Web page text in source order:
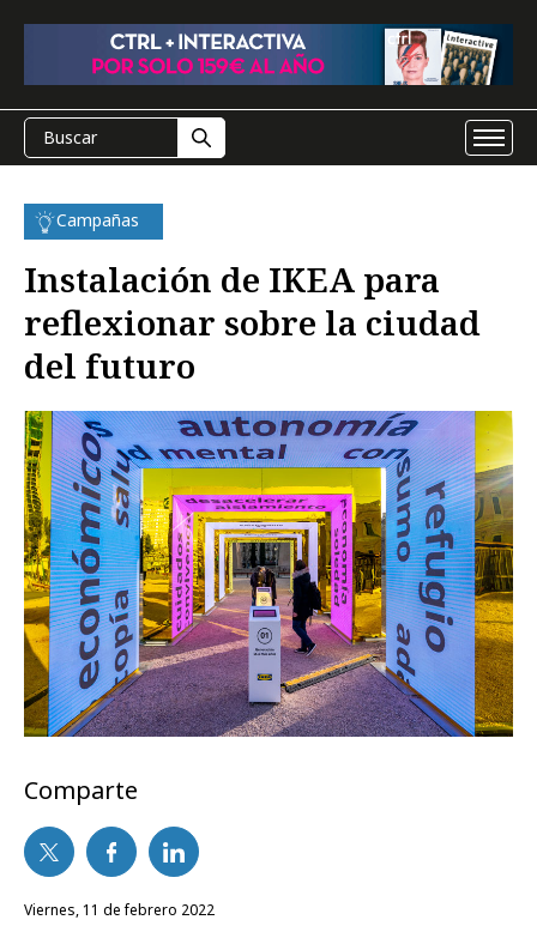
Campañas
Instalación de IKEA para
reflexionar sobre la ciudad
del futuro
Comparte
viernes, 11 de febrero 2022